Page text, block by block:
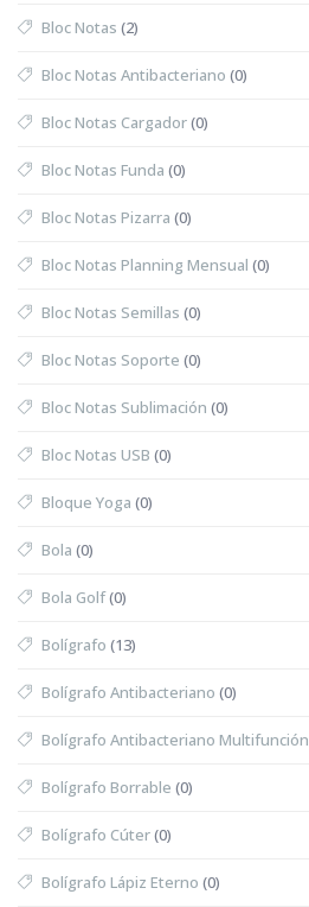
Bloc Notas (2)
Bloc Notas Antibacteriano (0)
Bloc Notas Cargador(0)
Bloc Notas Funda (0)
Bloc Notas Pizarra (0)
Bloc Notas Planning Mensual (0)
Bloc Notas Semillas (0)
Bloc Notas Soporte (0)
Bloc Notas Sublimación (0)
Bloc Notas USB (0)
Bloque Yoga (0)
Bola (0)
Bola Golf(0)
Bolígrafo (13)
Bolígrafo Antibacteriano (0)
Bolígrafo Antibacteriano Multifunción
Bolígrafo Borrable (0)
Bolígrafo Cúter(0)
Bolígrafo Lápiz Eterno (0)